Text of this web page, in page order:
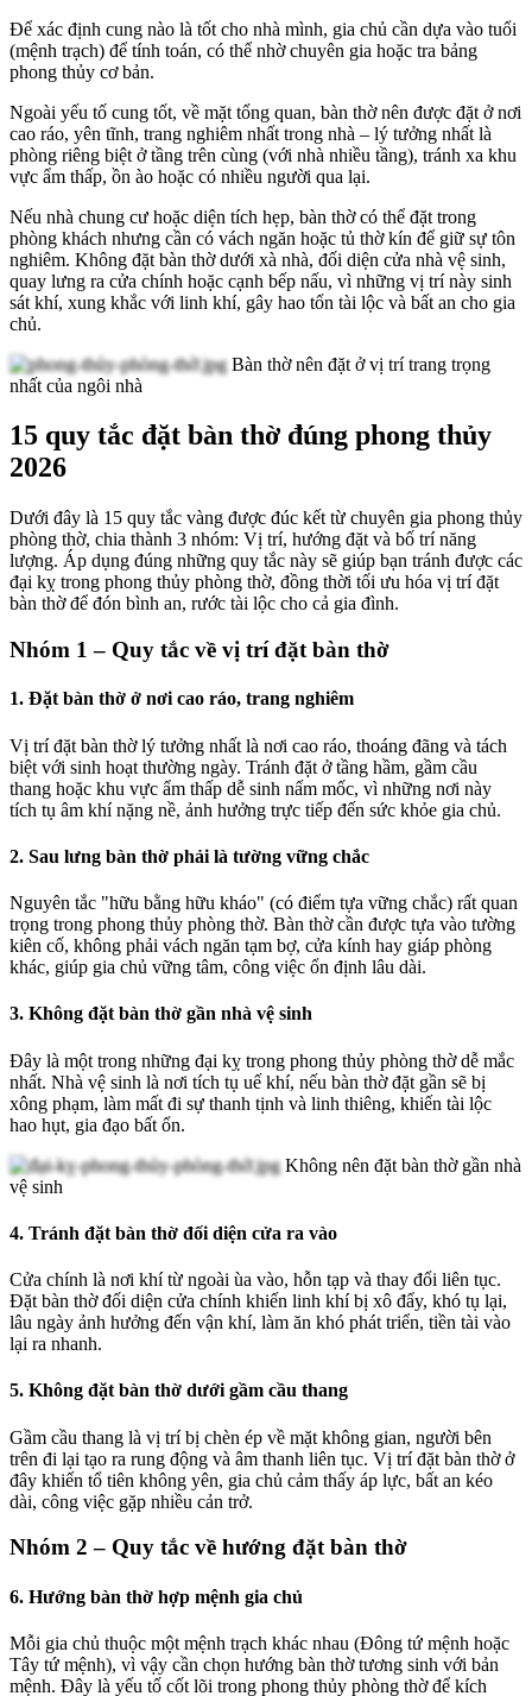
Để xác định cung nào là tốt cho nhà mình, gia chủ cần dựa vào tuổi
(mệnh trạch) để tính toán, có thể nhờ chuyên gia hoặc tra bảng
phong thủy cơ bản.
Ngoài yếu tố cung tốt, về mặt tổng quan, bàn thờ nên được đặt ở nơi
cao ráo, yên tĩnh, trang nghiêm nhất trong nhà – lý tưởng nhất là
phòng riêng biệt ở tầng trên cùng (với nhà nhiều tầng), tránh xa khu
vực ẩm thấp, ồn ào hoặc có nhiều người qua lại.
Nếu nhà chung cư hoặc diện tích hẹp, bàn thờ có thể đặt trong
phòng khách nhưng cần có vách ngăn hoặc tủ thờ kín để giữ sự tôn
nghiêm. Không đặt bàn thờ dưới xà nhà, đối diện cửa nhà vệ sinh,
quay lưng ra cửa chính hoặc cạnh bếp nấu, vì những vị trí này sinh
sát khí, xung khắc với linh khí, gây hao tổn tài lộc và bất an cho gia
chủ.
Bàn thờ nên đặt ở vị trí trang trọng
nhất của ngôi nhà
15 quy tắc đặt bàn thờ đúng phong thủy
2026
Dưới đây là 15 quy tắc vàng được đúc kết từ chuyên gia phong thủy
phòng thờ, chia thành 3 nhóm: Vị trí, hướng đặt và bố trí năng
lượng. Áp dụng đúng những quy tắc này sẽ giúp bạn tránh được các
đại kỵ trong phong thủy phòng thờ, đồng thời tối ưu hóa vị trí đặt
bàn thờ để đón bình an, rước tài lộc cho cả gia đình.
Nhóm 1 – Quy tắc về vị trí đặt bàn thờ
1. Đặt bàn thờ ở nơi cao ráo, trang nghiêm
Vị trí đặt bàn thờ lý tưởng nhất là nơi cao ráo, thoáng đãng và tách
biệt với sinh hoạt thường ngày. Tránh đặt ở tầng hầm, gầm cầu
thang hoặc khu vực ẩm thấp dễ sinh nấm mốc, vì những nơi này
tích tụ âm khí nặng nề, ảnh hưởng trực tiếp đến sức khỏe gia chủ.
2. Sau lưng bàn thờ phải là tường vững chắc
Nguyên tắc "hữu bằng hữu kháo" (có điểm tựa vững chắc) rất quan
trọng trong phong thủy phòng thờ. Bàn thờ cần được tựa vào tường
kiên cố, không phải vách ngăn tạm bợ, cửa kính hay giáp phòng
khác, giúp gia chủ vững tâm, công việc ổn định lâu dài.
3. Không đặt bàn thờ gần nhà vệ sinh
Đây là một trong những đại kỵ trong phong thủy phòng thờ dễ mắc
nhất. Nhà vệ sinh là nơi tích tụ uế khí, nếu bàn thờ đặt gần sẽ bị
xông phạm, làm mất đi sự thanh tịnh và linh thiêng, khiến tài lộc
hao hụt, gia đạo bất ổn.
Không nên đặt bàn thờ gần nhà
vệ sinh
4. Tránh đặt bàn thờ đối diện cửa ra vào
Cửa chính là nơi khí từ ngoài ùa vào, hỗn tạp và thay đổi liên tục.
Đặt bàn thờ đối diện cửa chính khiến linh khí bị xô đẩy, khó tụ lại,
lâu ngày ảnh hưởng đến vận khí, làm ăn khó phát triển, tiền tài vào
lại ra nhanh.
5. Không đặt bàn thờ dưới gầm cầu thang
Gầm cầu thang là vị trí bị chèn ép về mặt không gian, người bên
trên đi lại tạo ra rung động và âm thanh liên tục. Vị trí đặt bàn thờ ở
đây khiến tổ tiên không yên, gia chủ cảm thấy áp lực, bất an kéo
dài, công việc gặp nhiều cản trở.
Nhóm 2 – Quy tắc về hướng đặt bàn thờ
6. Hướng bàn thờ hợp mệnh gia chủ
Mỗi gia chủ thuộc một mệnh trạch khác nhau (Đông tứ mệnh hoặc
Tây tứ mệnh), vì vậy cần chọn hướng bàn thờ tương sinh với bản
mệnh. Đây là yếu tố cốt lõi trong phong thủy phòng thờ để kích